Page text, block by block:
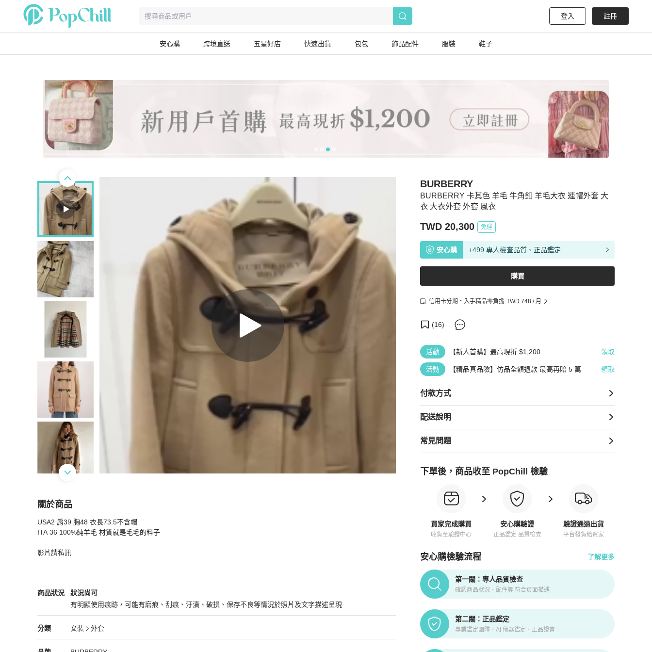
登入 註冊
安心購 跨境直送 五星好店 快速出貨 包包 飾品配件 服裝 鞋子
BURBERRY 卡其色 羊毛 牛角釦 羊毛大衣 連帽外套 大
衣 大衣外套 外套 風衣
BURBERRY
TWD 20,300 免運
安心購 +499 專人檢查品質、正品鑑定
購買
信用卡分期・入手精品零負擔 TWD 748 / 月
(16)
活動 【新人首購】最高現折 $1,200 領取
活動 【精品真品險】仿品全額退款 最高再賠 5 萬 領取
付款方式
配送說明
常見問題
下單後，商品收至 PopChill 檢驗
買家完成購買
收貨至驗證中心
安心購驗證
正品鑑定 品質檢查
驗證通過出貨
平台發貨給買家
安心購檢驗流程 了解更多
PopChill拍拍圈正品驗證、安心購檢驗流程介紹
第一關：專人品質檢查
確認商品狀況、配件等 符合頁面描述
第二關：正品鑑定
專業鑑定團隊、AI 儀器鑑定、正品證書
關於商品
關於BURBERRY 卡其色 羊毛 牛角釦 羊毛大衣 連帽外套 大衣 大衣外套 外套 風衣
USA2 肩39 胸48 衣長73.5不含帽
ITA 36 100%純羊毛 材質就是毛毛的料子
影片請私訊
商品狀況
BURBERRY女裝商品狀態與細節
狀況尚可
有明顯使用痕跡，可能有磨痕、刮痕、汙漬、破損、保存不良等情況於照片及文字描述呈現
狀況尚可
分類
BURBERRY女裝分類資訊
女裝
外套
女裝/外套推薦